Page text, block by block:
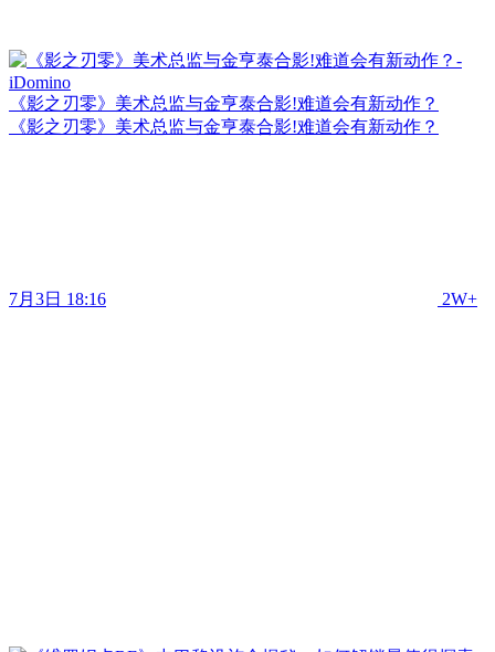
《影之刃零》美术总监与金亨泰合影!难道会有新动作？
《影之刃零》美术总监与金亨泰合影!难道会有新动作？
7月3日 18:16 2W+